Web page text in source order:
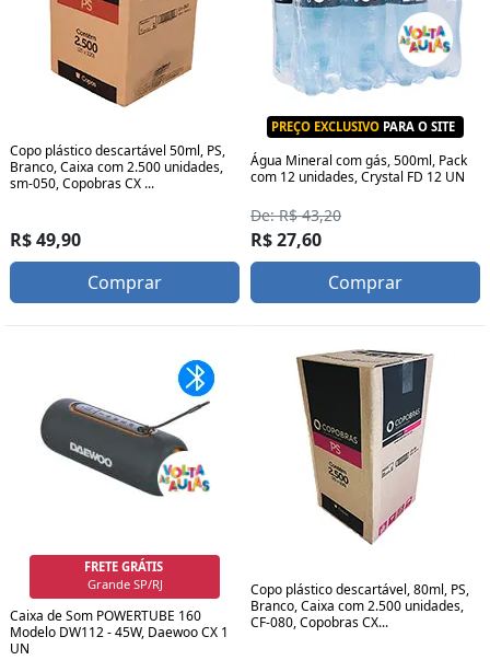
Copo plástico descartável 50ml, PS,
Branco, Caixa com 2.500 unidades,
sm-050, Copobras CX ...
R$ 49,90
Comprar
PREÇO EXCLUSIVO PARA O SITE
Água Mineral com gás, 500ml, Pack
com 12 unidades, Crystal FD 12 UN
De: R$ 43,20
R$ 27,60
Comprar
FRETE GRÁTIS
Grande SP/RJ
Caixa de Som POWERTUBE 160
Modelo DW112 - 45W, Daewoo CX 1
UN
Copo plástico descartável, 80ml, PS,
Branco, Caixa com 2.500 unidades,
CF-080, Copobras CX...